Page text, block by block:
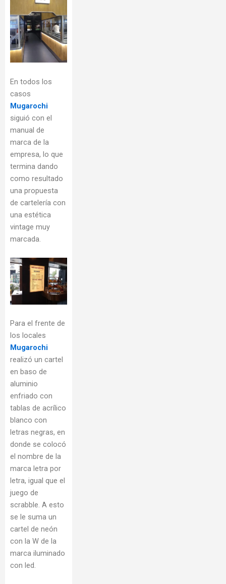
En todos los
casos
Mugarochi
siguió con el
manual de
marca de la
empresa, lo que
termina dando
como resultado
una propuesta
de cartelería con
una estética
vintage muy
marcada.
Para el frente de
los locales
Mugarochi
realizó un cartel
en baso de
aluminio
enfriado con
tablas de acrílico
blanco con
letras negras, en
donde se colocó
el nombre de la
marca letra por
letra, igual que el
juego de
scrabble. A esto
se le suma un
cartel de neón
con la W de la
marca iluminado
con led.